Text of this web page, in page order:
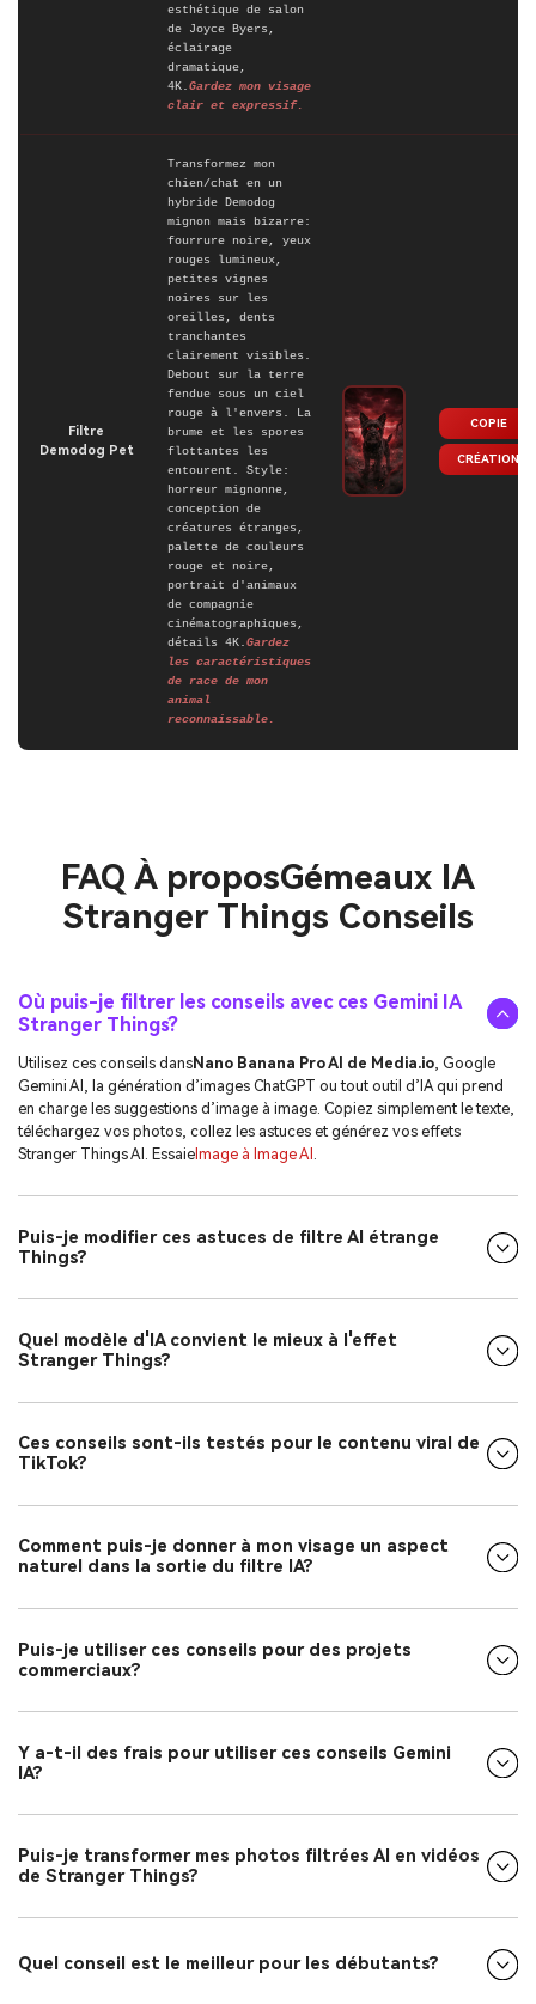
esthétique de salon
de Joyce Byers,
éclairage
dramatique,
4K.Gardez mon visage
clair et expressif.
Filtre
Demodog Pet
Transformez mon
chien/chat en un
hybride Demodog
mignon mais bizarre:
fourrure noire, yeux
rouges lumineux,
petites vignes
noires sur les
oreilles, dents
tranchantes
clairement visibles.
Debout sur la terre
fendue sous un ciel
rouge à l'envers. La
brume et les spores
flottantes les
entourent. Style:
horreur mignonne,
conception de
créatures étranges,
palette de couleurs
rouge et noire,
portrait d'animaux
de compagnie
cinématographiques,
détails 4K.Gardez
les caractéristiques
de race de mon
animal
reconnaissable.
COPIE
CRÉATION
FAQ À proposGémeaux IA
Stranger Things Conseils
Où puis-je filtrer les conseils avec ces Gemini IA
Stranger Things?
Utilisez ces conseils dansNano Banana Pro AI de Media.io , Google
Gemini AI, la génération d’images ChatGPT ou tout outil d’IA qui prend
en charge les suggestions d’image à image. Copiez simplement le texte,
téléchargez vos photos, collez les astuces et générez vos effets
Stranger Things AI. EssaieImage à Image AI
Puis-je modifier ces astuces de filtre AI étrange
Things?
Quel modèle d'IA convient le mieux à l'effet
Stranger Things?
Ces conseils sont-ils testés pour le contenu viral de
TikTok?
Comment puis-je donner à mon visage un aspect
naturel dans la sortie du filtre IA?
Puis-je utiliser ces conseils pour des projets
commerciaux?
Y a-t-il des frais pour utiliser ces conseils Gemini
IA?
Puis-je transformer mes photos filtrées AI en vidéos
de Stranger Things?
Quel conseil est le meilleur pour les débutants?